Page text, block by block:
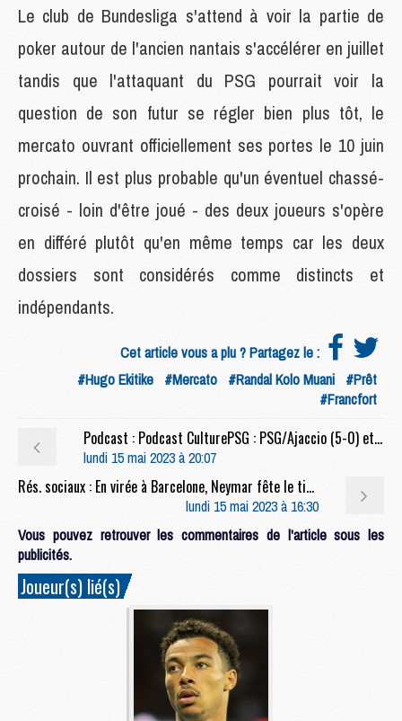
Le club de Bundesliga s'attend à voir la partie de
poker autour de l'ancien nantais s'accélérer en juillet
tandis que l'attaquant du PSG pourrait voir la
question de son futur se régler bien plus tôt, le
mercato ouvrant officiellement ses portes le 10 juin
prochain. Il est plus probable qu'un éventuel chassé-
croisé - loin d'être joué - des deux joueurs s'opère
en différé plutôt qu'en même temps car les deux
dossiers sont considérés comme distincts et
indépendants.
Cet article vous a plu ? Partagez le :
#Hugo Ekitike #Mercato #Randal Kolo Muani #Prêt
#Francfort
Podcast : Podcast CulturePSG : PSG/Ajaccio (5-0) et Verratti
lundi 15 mai 2023 à 20:07
Rés. sociaux : En virée à Barcelone, Neymar fête le titre du Barça avec ses anciens coéquipiers
lundi 15 mai 2023 à 16:30
Vous pouvez retrouver les commentaires de l'article sous les
publicités.
Joueur(s) lié(s)